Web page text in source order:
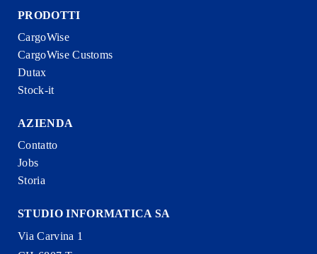
PRODOTTI
CargoWise
CargoWise Customs
Dutax
Stock-it
AZIENDA
Contatto
Jobs
Storia
STUDIO INFORMATICA SA
Via Carvina 1